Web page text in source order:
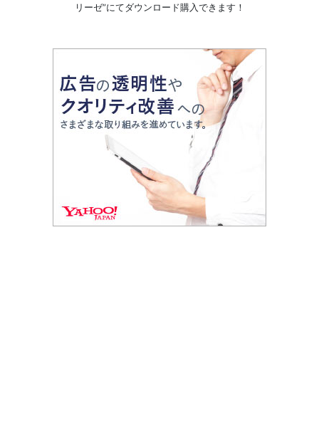
リーゼ”にてダウンロード購入できます！